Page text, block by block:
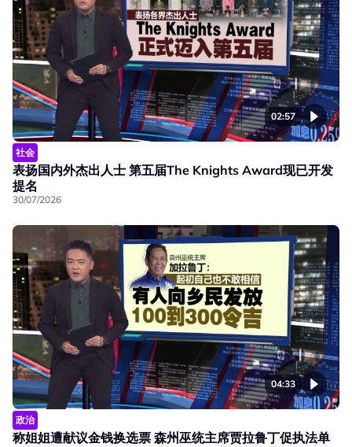
02:57
社会
表扬国内外杰出人士 第五届The Knights Award现已开发
提名
30/07/2026
04:33
政治
称姐姐遭献议金钱换选票 森州巫统主席贾拉鲁丁促执法单